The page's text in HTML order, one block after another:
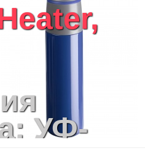
УФ-